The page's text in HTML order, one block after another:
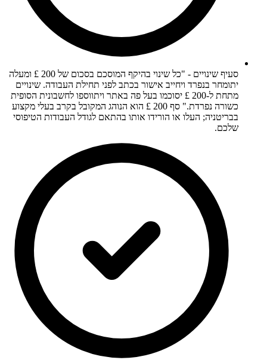
סעיף שינויים - "כל שינוי בהיקף המוסכם בסכום של 200 £ ומעלה
יתומחר בנפרד ויחייב אישור בכתב לפני תחילת העבודה. שינויים
מתחת ל-200 £ יסוכמו בעל פה באתר ויתווספו לחשבונית הסופית
כשורה נפרדת." סף 200 £ הוא הנוהג המקובל בקרב בעלי מקצוע
בבריטניה; העלו או הורידו אותו בהתאם לגודל העבודות הטיפוסי
שלכם.